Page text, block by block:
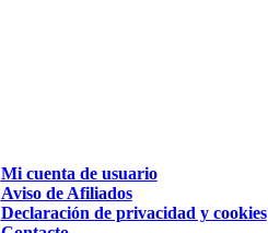
Mi cuenta de usuario
Aviso de Afiliados
Declaración de privacidad y cookies